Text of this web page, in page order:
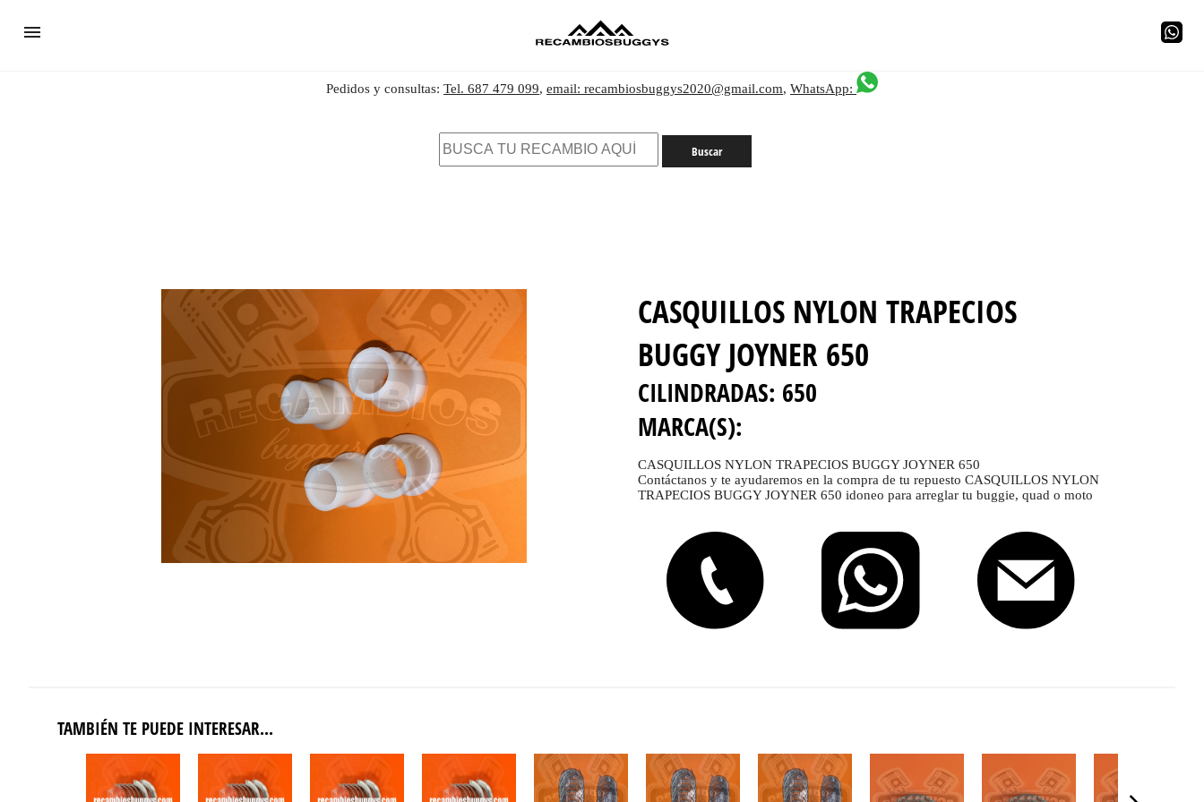
Pedidos y consultas: Tel. 687 479 099, email: recambiosbuggys2020@gmail.com, WhatsApp:
CASQUILLOS NYLON TRAPECIOS
BUGGY JOYNER 650
CILINDRADAS: 650
MARCA(S):
CASQUILLOS NYLON TRAPECIOS BUGGY JOYNER 650
Contáctanos y te ayudaremos en la compra de tu repuesto CASQUILLOS NYLON
TRAPECIOS BUGGY JOYNER 650 idoneo para arreglar tu buggie, quad o moto
TAMBIÉN TE PUEDE INTERESAR...